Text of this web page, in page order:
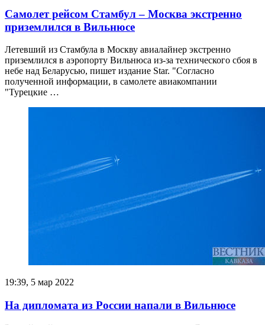
Самолет рейсом Стамбул – Москва экстренно
приземлился в Вильнюсе
Летевший из Стамбула в Москву авиалайнер экстренно
приземлился в аэропорту Вильнюса из-за технического сбоя в
небе над Беларусью, пишет издание Star. "Согласно
полученной информации, в самолете авиакомпании
"Турецкие …
19:39, 5 мар 2022
На дипломата из России напали в Вильнюсе